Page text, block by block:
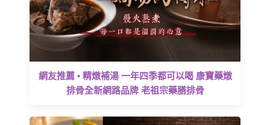
網友推薦 • 精燉補湯 一年四季都可以喝 康寶藥燉
排骨全新網路品牌 老祖宗藥膳排骨